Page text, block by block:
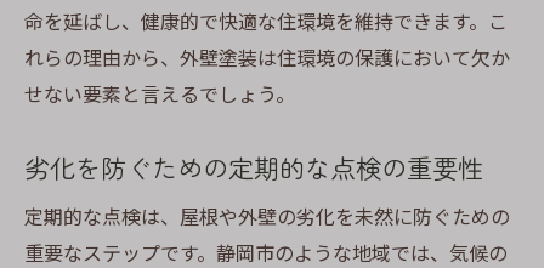
命を延ばし、健康的で快適な住環境を維持できます。こ
れらの理由から、外壁塗装は住環境の保護において欠か
せない要素と言えるでしょう。
劣化を防ぐための定期的な点検の重要性
定期的な点検は、屋根や外壁の劣化を未然に防ぐための
重要なステップです。静岡市のような地域では、気候の